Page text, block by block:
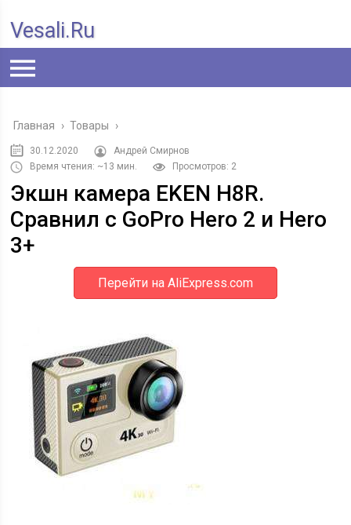
Vesali.ru
Главная › Товары ›
30.12.2020
Андрей Смирнов
Время чтения: ~13 мин.
Просмотров: 2
Экшн камера EKEN H8R.
Сравнил с GoPro Hero 2 и Hero
3+
Перейти на AliExpress.com